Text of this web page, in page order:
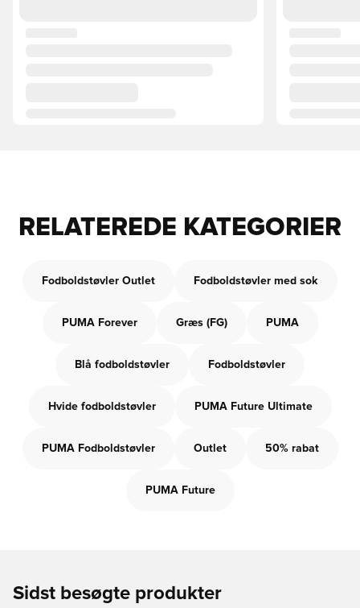
RELATEREDE KATEGORIER
Fodboldstøvler Outlet Fodboldstøvler med sok
PUMA Forever Græs (FG) PUMA
Blå fodboldstøvler Fodboldstøvler
Hvide fodboldstøvler PUMA Future Ultimate
PUMA Fodboldstøvler Outlet 50% rabat
PUMA Future
Sidst besøgte produkter